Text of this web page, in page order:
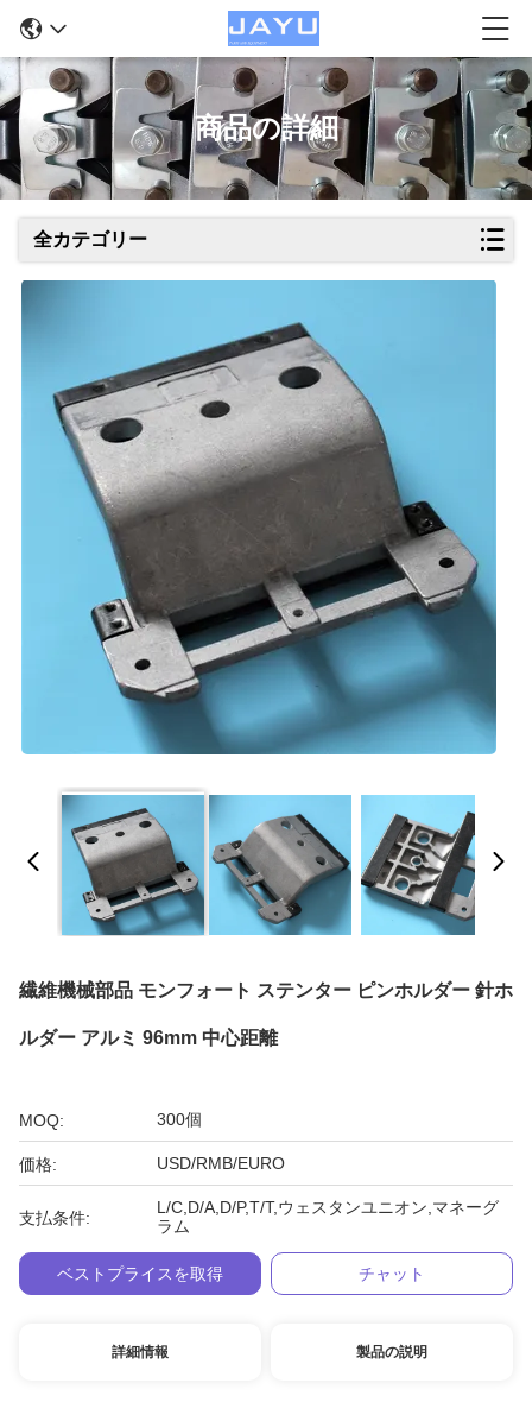
商品の詳細
全カテゴリー
繊維機械部品 モンフォート ステンター ピンホルダー 針ホ
ルダー アルミ 96mm 中心距離
MOQ: 300個
価格: USD/RMB/EURO
支払条件:
L/C,D/A,D/P,T/T,ウェスタンユニオン,マネーグ
ラム
ベストプライスを取得 チャット
詳細情報 製品の説明